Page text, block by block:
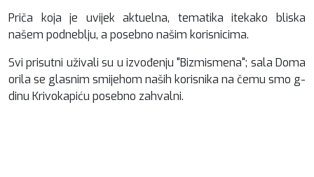
Priča koja je uvijek aktuelna, tematika itekako bliska
našem podneblju, a posebno našim korisnicima.
Svi prisutni uživali su u izvođenju "Bizmismena"; sala Doma
orila se glasnim smijehom naših korisnika na čemu smo g-
dinu Krivokapiću posebno zahvalni.